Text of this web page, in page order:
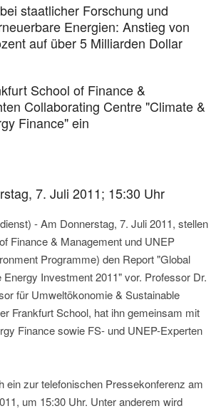
staatlicher Forschung und
Energien: Anstieg von
auf über 5 Milliarden Dollar
School of Finance &
Collaborating Centre "Climate &
Finance" ein
7. Juli 2011; 15:30 Uhr
- Am Donnerstag, 7. Juli 2011, stellen
Finance & Management und UNEP
Programme) den Report "Global
Energy Investment 2011" vor. Professor Dr.
für Umweltökonomie & Sustainable
Frankfurt School, hat ihn gemeinsam mit
Finance sowie FS- und UNEP-Experten
ein zur telefonischen Pressekonferenz am
um 15:30 Uhr. Unter anderem wird